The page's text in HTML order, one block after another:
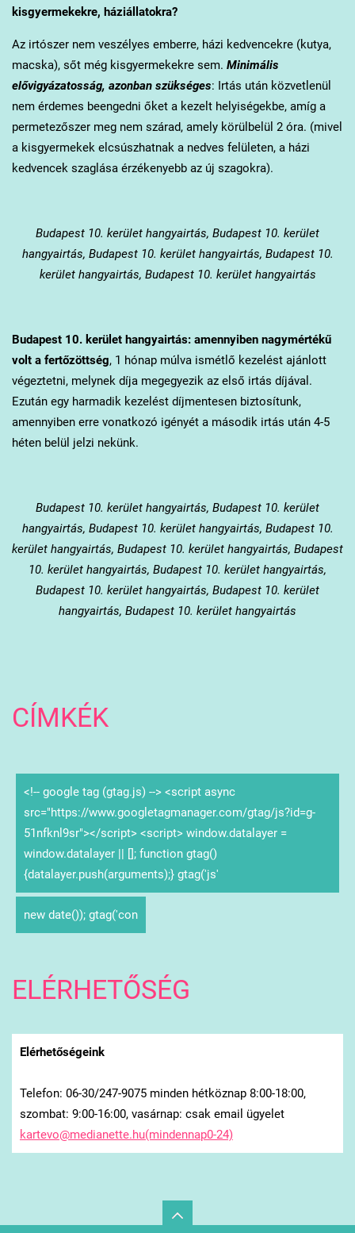
kisgyermekekre, háziállatokra?
Az irtószer nem veszélyes emberre, házi kedvencekre (kutya,
macska), sőt még kisgyermekekre sem. Minimális
elővigyázatosság, azonban szükséges: Irtás után közvetlenül
nem érdemes beengedni őket a kezelt helyiségekbe, amíg a
permetezőszer meg nem szárad, amely körülbelül 2 óra. (mivel
a kisgyermekek elcsúszhatnak a nedves felületen, a házi
kedvencek szaglása érzékenyebb az új szagokra).
Budapest 10. kerület hangyairtás, Budapest 10. kerület
hangyairtás, Budapest 10. kerület hangyairtás, Budapest 10.
kerület hangyairtás, Budapest 10. kerület hangyairtás
Budapest 10. kerülethangyairtás: amennyiben nagymértékű
volt a fertőzöttség, 1 hónap múlva ismétlő kezelést ajánlott
végeztetni, melynek díja megegyezik az első irtás díjával.
Ezután egy harmadik kezelést díjmentesen biztosítunk,
amennyiben erre vonatkozó igényét a második irtás után 4-5
héten belül jelzi nekünk.
Budapest 10. kerület hangyairtás, Budapest 10. kerület
hangyairtás, Budapest 10. kerület hangyairtás, Budapest 10.
kerület hangyairtás, Budapest 10. kerület hangyairtás, Budapest
10. kerület hangyairtás, Budapest 10. kerület hangyairtás,
Budapest 10. kerület hangyairtás, Budapest 10. kerület
hangyairtás, Budapest 10. kerület hangyairtás
CÍMKÉK
<!-- google tag (gtag.js) --> <script async
src="https://www.googletagmanager.com/gtag/js?id=g-
51nfknl9sr"></script> <script> window.datalayer =
window.datalayer || []; function gtag()
{datalayer.push(arguments);} gtag('js'
new date()); gtag('con
ELÉRHETŐSÉG
Elérhetőségeink
Telefon: 06-30/247-9075 minden hétköznap 8:00-18:00,
szombat: 9:00-16:00, vasárnap: csak email ügyelet
kartevo@medianette.hu(mindennap0-24)